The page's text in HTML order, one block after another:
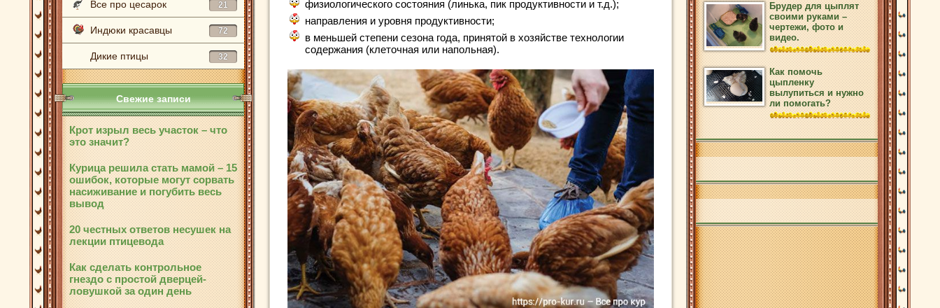
Все про цесарок 21
Индюки красавцы 72
Дикие птицы 32
Свежие записи
Крот изрыл весь участок – что
это значит?
Курица решила стать мамой – 15
ошибок, которые могут сорвать
насиживание и погубить весь
вывод
20 честных ответов несушек на
лекции птицевода
Как сделать контрольное
гнездо с простой дверцей-
ловушкой за один день
физиологического состояния (линька, пик продуктивности и т.д.);
направления и уровня продуктивности;
в меньшей степени сезона года, принятой в хозяйстве технологии
содержания (клеточная или напольная).
Брудер для цыплят
своими руками –
чертежи, фото и
видео.
Как помочь
цыпленку
вылупиться и нужно
ли помогать?